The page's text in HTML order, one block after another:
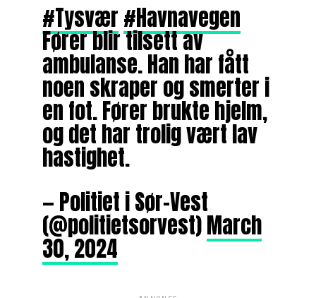
#Tysvær#Havnavegen
Fører blir tilsett av
ambulanse. Han har fått
noen skraper og smerter i
en fot. Fører brukte hjelm,
og det har trolig vært lav
hastighet.
— Politiet i Sør-Vest
(@politietsorvest)March
30, 2024